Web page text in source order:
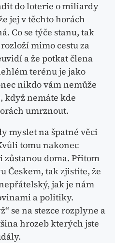
do loterie o miliardy
jej v těchto horách
Co se týče stanu, tak
mimo cestu za
a že potkat člena
terénu je jako
nikdo vám nemůže
když nemáte kde
umrznout.
myslet na špatné věci
tomu nakonec
zůstanou doma. Přitom
Českem, tak zjistíte, že
jak je nám
a politiky.
se na stezce rozplyne a
hrozeb kterých jste